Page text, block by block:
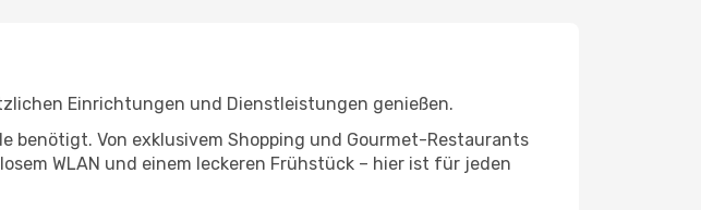
Einrichtungen und Dienstleistungen genießen.
benötigt. Von exklusivem Shopping und Gourmet-Restaurants
WLAN und einem leckeren Frühstück – hier ist für jeden